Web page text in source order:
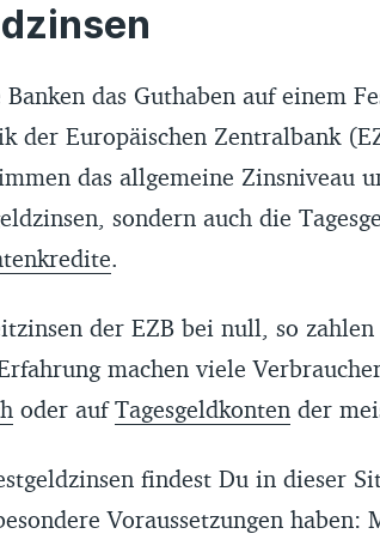
Ergebnis nach
starken europäischen Land
wie Tages- und/oder
anbieten.
der Festgeldangebote erhebt
Wir übernehmen keine Gewähr
Informationen. Für Schäden
des Vergleichs übernehmen wir
das Guthaben auf einem
der Europäischen Zentralbank
das allgemeine Zinsniveau
sondern auch die
.
der EZB bei null, so
machen viele
oder aufTagesgeldkontender
findest Du in dieser
Voraussetzungen haben: